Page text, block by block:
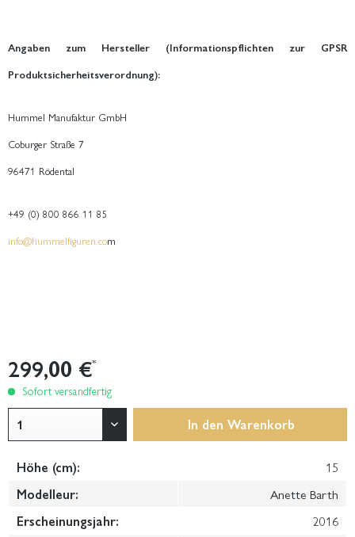
Angaben zum Hersteller (Informationspflichten zur GPSR
Produktsicherheitsverordnung):
Hummel Manufaktur GmbH
Coburger Straße 7
96471 Rödental
+49 (0) 800 866 11 85
info@hummelfiguren.com
299,00 €*
Sofort versandfertig
In den Warenkorb
Höhe (cm):
15
Modelleur:
Anette Barth
Erscheinungsjahr:
2016